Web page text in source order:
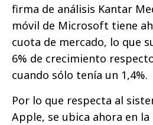
firma de análisis Kantar
móvil de Microsoft tiene
cuota de mercado, lo que
6% de crecimiento
cuando sólo tenía un 1,4%.
Por lo que respecta al
Apple, se ubica ahora en